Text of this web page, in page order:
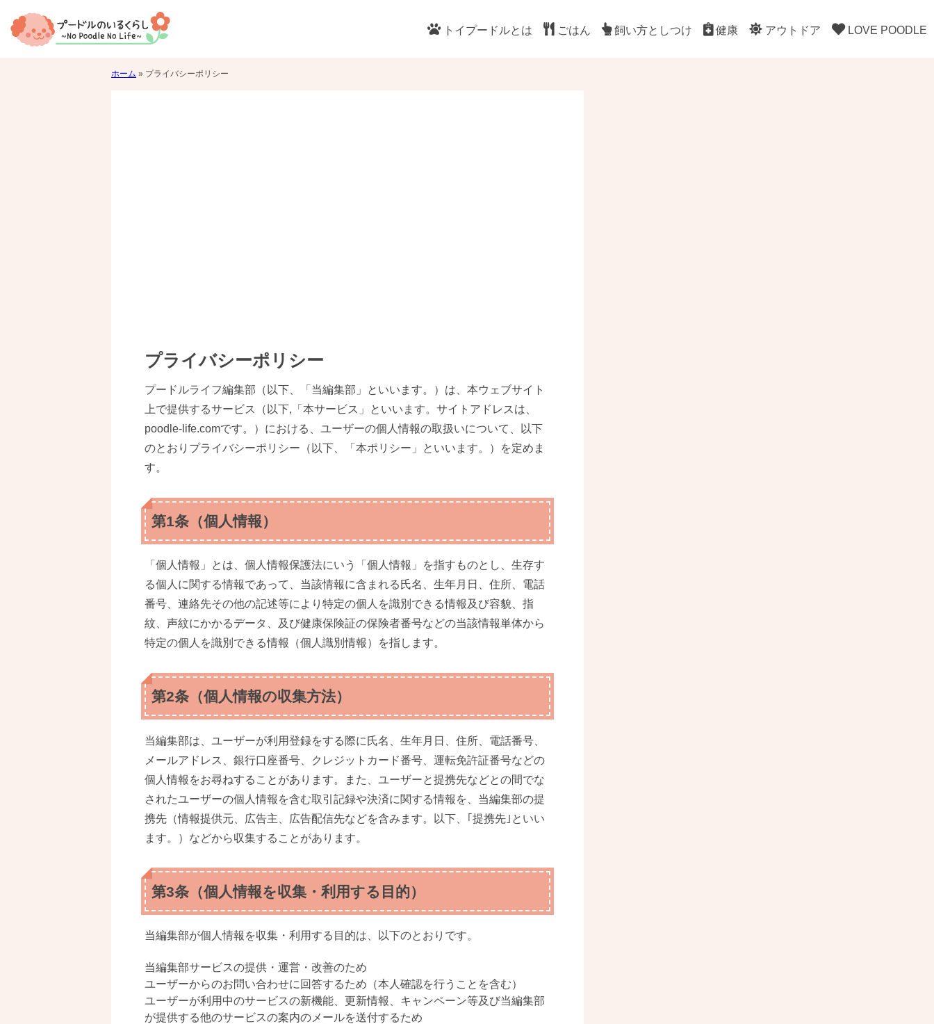
トイプードルとは ごはん 飼い方としつけ 健康 アウトドア LOVE POODLE
ホーム » プライバシーポリシー
プライバシーポリシー
プードルライフ編集部（以下、「当編集部」といいます。）は、本ウェブサイト
上で提供するサービス（以下,「本サービス」といいます。サイトアドレスは、
poodle-life.comです。）における、ユーザーの個人情報の取扱いについて、以下
のとおりプライバシーポリシー（以下、「本ポリシー」といいます。）を定めま
す。
第1条（個人情報）
「個人情報」とは、個人情報保護法にいう「個人情報」を指すものとし、生存す
る個人に関する情報であって、当該情報に含まれる氏名、生年月日、住所、電話
番号、連絡先その他の記述等により特定の個人を識別できる情報及び容貌、指
紋、声紋にかかるデータ、及び健康保険証の保険者番号などの当該情報単体から
特定の個人を識別できる情報（個人識別情報）を指します。
第2条（個人情報の収集方法）
当編集部は、ユーザーが利用登録をする際に氏名、生年月日、住所、電話番号、
メールアドレス、銀行口座番号、クレジットカード番号、運転免許証番号などの
個人情報をお尋ねすることがあります。また、ユーザーと提携先などとの間でな
されたユーザーの個人情報を含む取引記録や決済に関する情報を、当編集部の提
携先（情報提供元、広告主、広告配信先などを含みます。以下、｢提携先｣といい
ます。）などから収集することがあります。
第3条（個人情報を収集・利用する目的）
当編集部が個人情報を収集・利用する目的は、以下のとおりです。
当編集部サービスの提供・運営・改善のため
ユーザーからのお問い合わせに回答するため（本人確認を行うことを含む）
ユーザーが利用中のサービスの新機能、更新情報、キャンペーン等及び当編集部
が提供する他のサービスの案内のメールを送付するため